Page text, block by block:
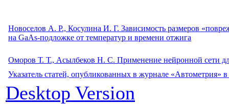
Новоселов А. Р., Косулина И. Г. Зависимость размеров
на GaAs-подложке от температур и времени отжига
Оморов Т. Т., Асылбеков Н. С. Применение нейронной сети
Указатель статей, опубликованных в журнале «Автометрия»
Desktop Version